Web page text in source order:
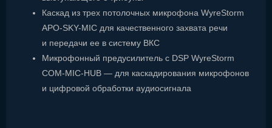
Каскад из трех потолочных микрофона WyreStorm
APO-SKY-MIC для качественного захвата речи
и передачи ее в систему ВКС
Микрофонный предусилитель с DSP WyreStorm
COM-MIC-HUB — для каскадирования микрофонов
и цифровой обработки аудиосигнала